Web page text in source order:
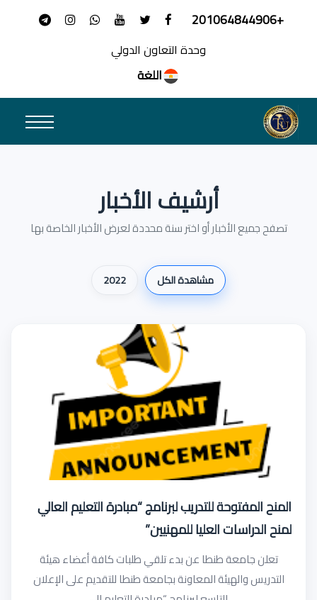
+201064844906
وحدة التعاون الدولي
اللغة
أرشيف الأخبار
تصفح جميع الأخبار أو اختر سنة محددة لعرض الأخبار الخاصة بها
مشاهدة الكل 2022
المنح المفتوحة للتدريب لبرنامج “ﻣﺒﺎدرة اﻟﺘﻌﻠﯿﻢ اﻟﻌﺎﻟﻲ
ﻟﻤﻨﺢ اﻟﺪراﺳﺎت اﻟﻌﻠﯿﺎ للمهنيين”
تعلن جامعة طنطا عن بدء تلقي طلبات كافة أعضاء هيئة
التدريس والهيئة المعاونة بجامعة طنطا للتقديم على الإعلان